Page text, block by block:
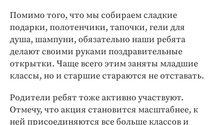
Помимо того, что мы собираем сладкие
подарки, полотенчики, тапочки, гели для
душа, шампуни, обязательно наши ребята
делают своими руками поздравительные
открытки. Чаще всего этим заняты младшие
классы, но и старшие стараются не отставать.
Родители ребят тоже активно участвуют.
Отмечу, что акция становится масштабнее, к
ней присоединяются все больше классов и